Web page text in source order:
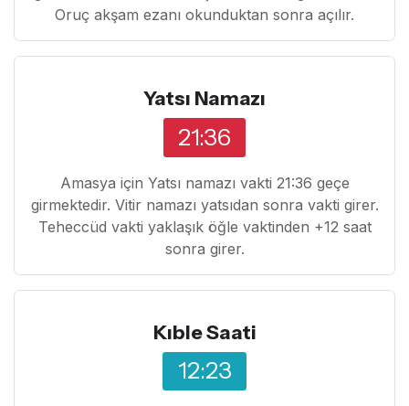
Oruç akşam ezanı okunduktan sonra açılır.
Yatsı Namazı
21:36
Amasya için Yatsı namazı vakti 21:36 geçe
girmektedir. Vitir namazı yatsıdan sonra vakti girer.
Teheccüd vakti yaklaşık öğle vaktinden +12 saat
sonra girer.
Kıble Saati
12:23